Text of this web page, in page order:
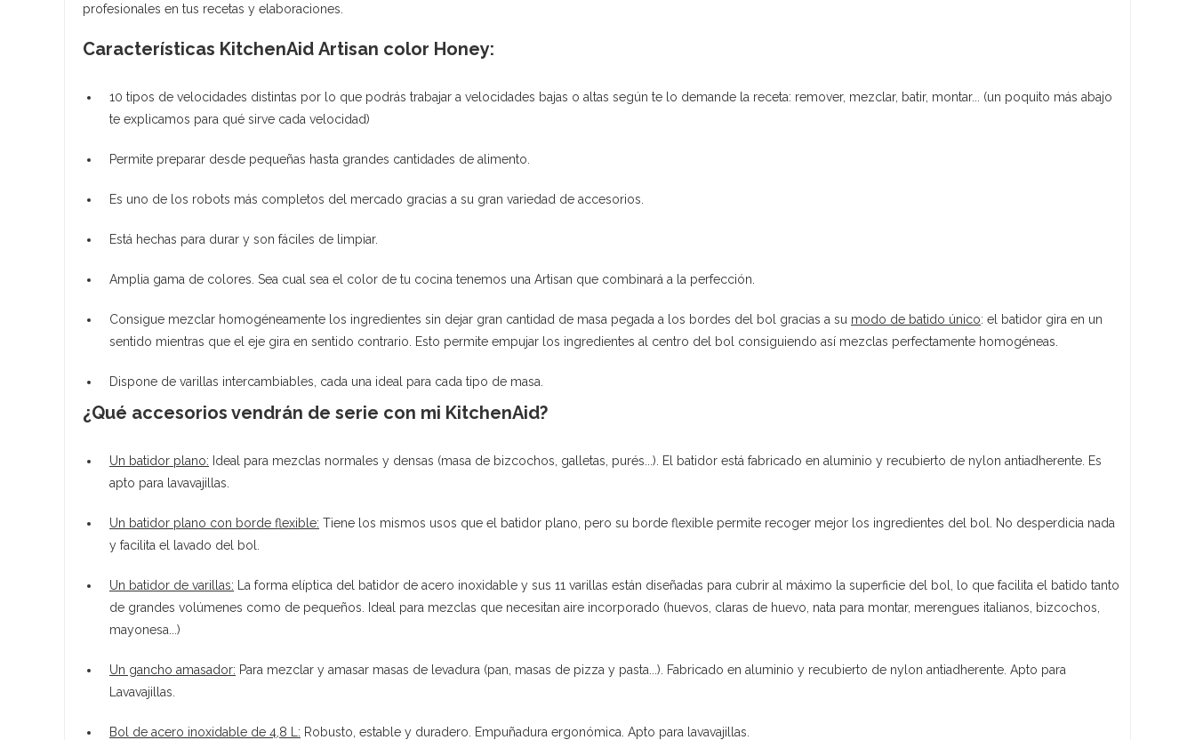
profesionales en tus recetas y elaboraciones.
Características KitchenAid Artisan color Honey:
10 tipos de velocidades distintas por lo que podrás trabajar a velocidades bajas o altas según te lo demande la receta: remover, mezclar, batir, montar... (un poquito más abajo
te explicamos para qué sirve cada velocidad)
Permite preparar desde pequeñas hasta grandes cantidades de alimento.
Es uno de los robots más completos del mercado gracias a su gran variedad de accesorios.
Está hechas para durar y son fáciles de limpiar.
Amplia gama de colores. Sea cual sea el color de tu cocina tenemos una Artisan que combinará a la perfección.
Consigue mezclar homogéneamente los ingredientes sin dejar gran cantidad de masa pegada a los bordes del bol gracias a su modo de batido único: el batidor gira en un
sentido mientras que el eje gira en sentido contrario. Esto permite empujar los ingredientes al centro del bol consiguiendo así mezclas perfectamente homogéneas.
Dispone de varillas intercambiables, cada una ideal para cada tipo de masa.
¿Qué accesorios vendrán de serie con mi KitchenAid?
Un batidor plano: Ideal para mezclas normales y densas (masa de bizcochos, galletas, purés...). El batidor está fabricado en aluminio y recubierto de nylon antiadherente. Es
apto para lavavajillas.
Un batidor plano con borde flexible: Tiene los mismos usos que el batidor plano, pero su borde flexible permite recoger mejor los ingredientes del bol. No desperdicia nada
y facilita el lavado del bol.
Un batidor de varillas: La forma elíptica del batidor de acero inoxidable y sus 11 varillas están diseñadas para cubrir al máximo la superficie del bol, lo que facilita el batido tanto
de grandes volúmenes como de pequeños. Ideal para mezclas que necesitan aire incorporado (huevos, claras de huevo, nata para montar, merengues italianos, bizcochos,
mayonesa...)
Un gancho amasador: Para mezclar y amasar masas de levadura (pan, masas de pizza y pasta...). Fabricado en aluminio y recubierto de nylon antiadherente. Apto para
Lavavajillas.
Bol de acero inoxidable de 4,8 L: Robusto, estable y duradero. Empuñadura ergonómica. Apto para lavavajillas.